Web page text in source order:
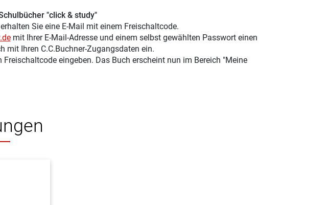
"click & study"
Sie eine E-Mail mit einem Freischaltcode.
mit Ihrer E-Mail-Adresse und einem selbst gewählten Passwort einen
mit Ihren C.C.Buchner-Zugangsdaten ein.
eingeben. Das Buch erscheint nun im Bereich "Meine